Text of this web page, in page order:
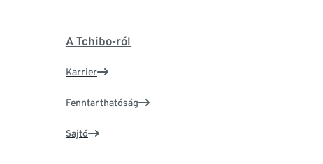
A Tchibo-ról
Karrier
Fenntarthatóság
Sajtó